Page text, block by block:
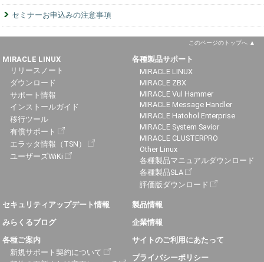
セミナーお申込みの注意事項
このページのトップへ
MIRACLE LINUX
リリースノート
ダウンロード
サポート情報
インストールガイド
移行ツール
有償サポート
エラッタ情報（TSN）
ユーザーズWiKi
各種製品サポート
MIRACLE LINUX
MIRACLE ZBX
MIRACLE Vul Hammer
MIRACLE Message Handler
MIRACLE Hatohol Enterprise
MIRACLE System Savior
MIRACLE CLUSTERPRO
Other Linux
各種製品マニュアルダウンロード
各種製品SLA
評価版ダウンロード
セキュリティアップデート情報
みらくるブログ
各種ご案内
新規サポート契約について
製品情報
企業情報
サイトのご利用にあたって
プライバシーポリシー